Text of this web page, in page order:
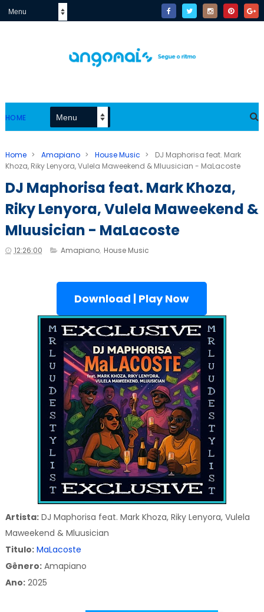
HOME
Home > Amapiano > House Music >
DJ Maphorisa feat. Mark
Khoza, Riky Lenyora, Vulela Maweekend & Mluusician - MaLacoste
DJ Maphorisa feat. Mark Khoza,
Riky Lenyora, Vulela Maweekend &
Mluusician - MaLacoste
12:26:00 Amapiano, House Music
Download | Play Now
Artista:DJ Maphorisa feat. Mark Khoza, Riky Lenyora, Vulela
Maweekend & Mluusician
Titulo: MaLacoste
Gênero: Amapiano
Ano:2025